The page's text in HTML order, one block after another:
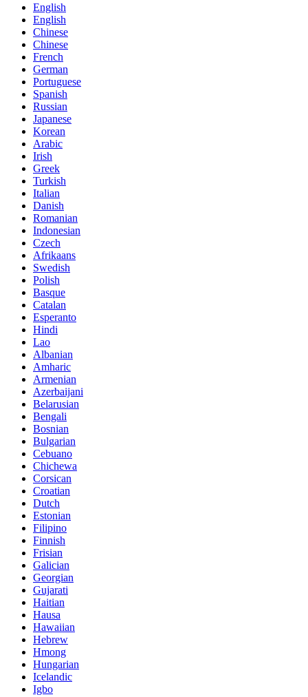
English
English
Chinese
Chinese
French
German
Portuguese
Spanish
Russian
Japanese
Korean
Arabic
Irish
Greek
Turkish
Italian
Danish
Romanian
Indonesian
Czech
Afrikaans
Swedish
Polish
Basque
Catalan
Esperanto
Hindi
Lao
Albanian
Amharic
Armenian
Azerbaijani
Belarusian
Bengali
Bosnian
Bulgarian
Cebuano
Chichewa
Corsican
Croatian
Dutch
Estonian
Filipino
Finnish
Frisian
Galician
Georgian
Gujarati
Haitian
Hausa
Hawaiian
Hebrew
Hmong
Hungarian
Icelandic
Igbo